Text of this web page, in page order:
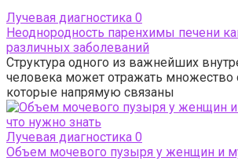
Лучевая диагностика 0
Неоднородность паренхимы печени
различных заболеваний
Структура одного из важнейших
человека может отражать множество
которые напрямую связаны
Лучевая диагностика 0
Объем мочевого пузыря у женщин и